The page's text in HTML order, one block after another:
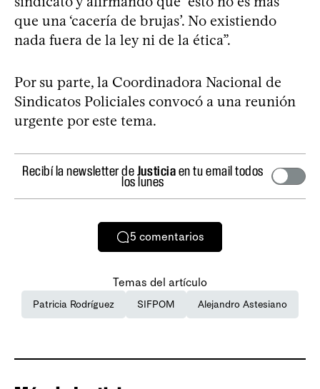
que una ‘cacería de brujas’. No existiendo
nada fuera de la ley ni de la ética”.
Por su parte, la Coordinadora Nacional de
Sindicatos Policiales convocó a una reunión
urgente por este tema.
Recibí la newsletter deJusticiaen tu email todos
los lunes
5 comentarios
Temas del artículo
Patricia Rodríguez SIFPOM Alejandro Astesiano